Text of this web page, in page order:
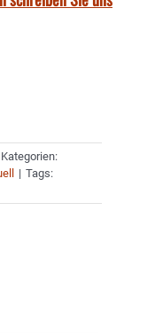
Kategorien:
| Tags: